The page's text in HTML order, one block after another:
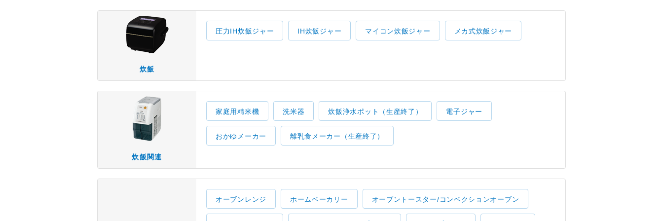
炊飯
圧力IH炊飯ジャー IH炊飯ジャー マイコン炊飯ジャー メカ式炊飯ジャー
炊飯関連
家庭用精米機 洗米器 炊飯浄水ポット（生産終了） 電子ジャー
おかゆメーカー 離乳食メーカー（生産終了）
オーブンレンジ ホームベーカリー オーブントースター/コンベクションオーブン